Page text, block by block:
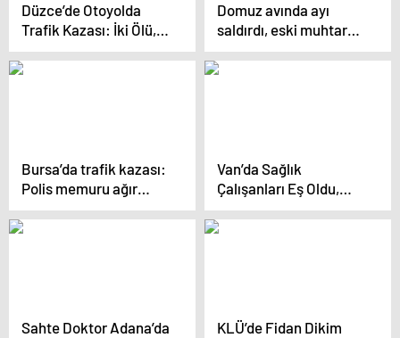
Düzce’de Otoyolda
Trafik Kazası: İki Ölü,
Bir Yaralı
Domuz avında ayı
saldırdı, eski muhtar
ağır yaralandı
Bursa’da trafik kazası:
Polis memuru ağır
yaralandı
Van’da Sağlık
Çalışanları Eş Oldu,
Aynı Ambulansta
Hayat Kurtarıyorlar
Sahte Doktor Adana’da
KLÜ’de Fidan Dikim